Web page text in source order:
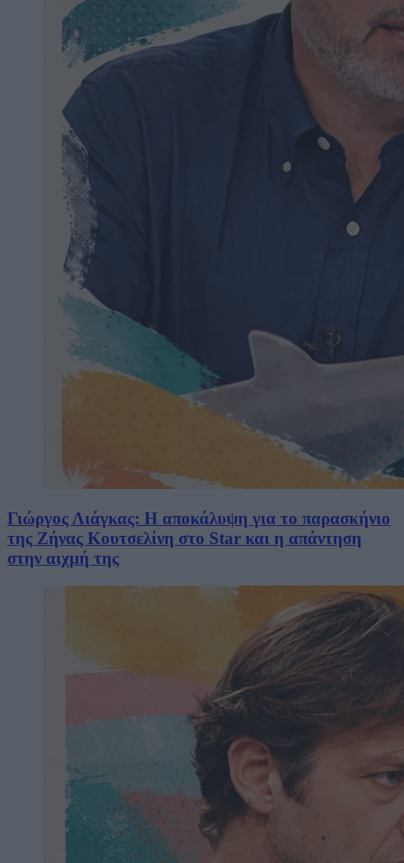
Γιώργος Λιάγκας: Η αποκάλυψη για το παρασκήνιο
της Ζήνας Κουτσελίνη στο Star και η απάντηση
στην αιχμή της